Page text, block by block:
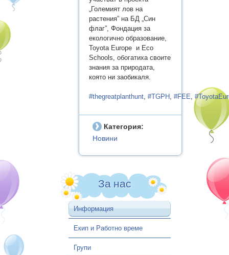
РАБОТА НА ДЕТСКАТА
ГРАДИНА В УСЛОВИЯТА НА
ПРИЕМ УЧЕБНА 2026/2027
АКТУАЛНА ИНФОРМАЦИЯ –
ЦЕНТРАЛИЗИРАНО
ЕЛЕКТРОННО КЛАСИРАНЕ
ОБЩИНА ВАРНА
„Големият лов на
растения” на БД „Син
флаг”, Фондация за
екологично образование,
Toyota Europe и Eco
Schools, обогатиха своите
знания за природата,
която ни заобикаля.
#thegreatplanthunt, #TGPH , #FEE, #
Категория:
Новини
За нас
Информация
Екип и Работно време
Групи